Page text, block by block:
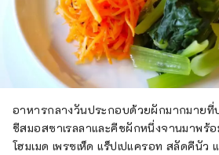
อาหารกลางวันประกอบด้วยผักมากมายที่
ชีสมอสซาเรลลาและคีชผักหนึ่งจานมาพร้
โฮมเมด เพรซเห็ด แร็ปเปแครอท สลัดคีนัว